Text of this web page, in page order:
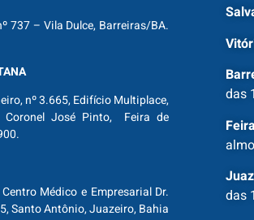
737 – Vila Dulce, Barreiras/BA.
nº 3.665, Edifício Multiplace,
José Pinto, Feira de
Médico e Empresarial Dr.
Santo Antônio, Juazeiro, Bahia
das
das